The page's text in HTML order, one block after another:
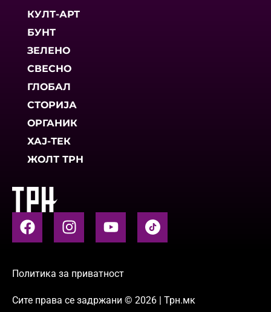
КУЛТ-АРТ
БУНТ
ЗЕЛЕНО
СВЕСНО
ГЛОБАЛ
СТОРИЈА
ОРГАНИК
ХАЈ-ТЕК
ЖОЛТ ТРН
Политика за приватност
Сите права се задржани © 2026 | Трн.мк